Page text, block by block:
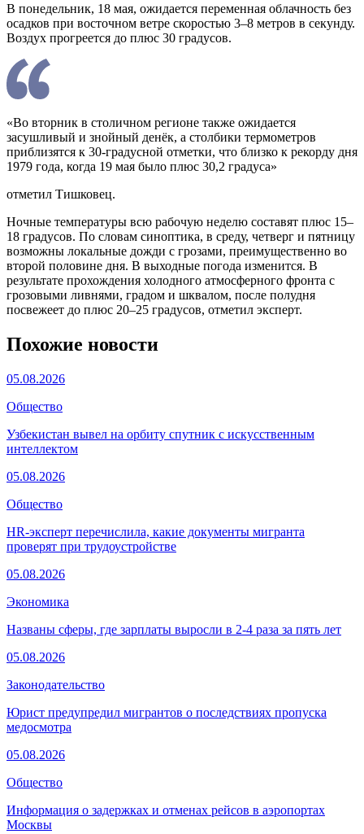
В понедельник, 18 мая, ожидается переменная облачность без
осадков при восточном ветре скоростью 3–8 метров в секунду.
Воздух прогреется до плюс 30 градусов.
«Во вторник в столичном регионе также ожидается
засушливый и знойный денёк, а столбики термометров
приблизятся к 30-градусной отметки, что близко к рекорду дня
1979 года, когда 19 мая было плюс 30,2 градуса»
отметил Тишковец.
Ночные температуры всю рабочую неделю составят плюс 15–
18 градусов. По словам синоптика, в среду, четверг и пятницу
возможны локальные дожди с грозами, преимущественно во
второй половине дня. В выходные погода изменится. В
результате прохождения холодного атмосферного фронта с
грозовыми ливнями, градом и шквалом, после полудня
посвежеет до плюс 20–25 градусов, отметил эксперт.
Похожие новости
05.08.2026
Общество
Узбекистан вывел на орбиту спутник с искусственным
интеллектом
05.08.2026
Общество
HR-эксперт перечислила, какие документы мигранта
проверят при трудоустройстве
05.08.2026
Экономика
Названы сферы, где зарплаты выросли в 2-4 раза за пять лет
05.08.2026
Законодательство
Юрист предупредил мигрантов о последствиях пропуска
медосмотра
05.08.2026
Общество
Информация о задержках и отменах рейсов в аэропортах
Москвы